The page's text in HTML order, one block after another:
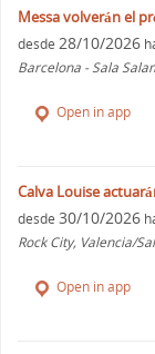
Messa volverán el
desde 28/10/2026
Barcelona - Sala
Open in app
Calva Louise
desde 30/10/2026
Rock City, Valencia/
Open in app